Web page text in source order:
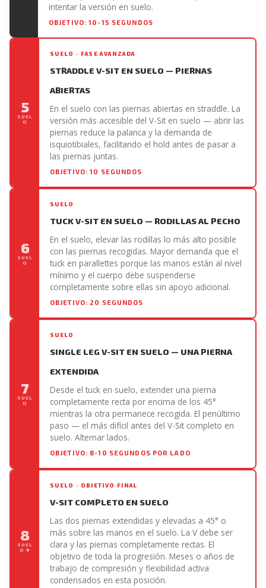
intentar la versión en suelo.
OBJETIVO: 10-15 SEGUNDOS
5
SUEL
O
SUELO · FASE AVANZADA
STRADDLE V-SIT EN SUELO — PIERNAS
ABIERTAS
En el suelo con las piernas abiertas en straddle. La
versión más accesible del V-Sit en suelo — abrir las
piernas reduce la palanca y la demanda de
isquiotibiales, facilitando el hold antes de pasar a
las piernas juntas.
OBJETIVO: 10 SEGUNDOS
6
SUEL
O
SUELO
TUCK V-SIT EN SUELO — RODILLAS AL PECHO
En el suelo, elevar las rodillas lo más alto posible
con las piernas recogidas. Mayor demanda que el
tuck en parallettes porque las manos están al nivel
mínimo y el cuerpo debe suspenderse
completamente sobre ellas sin apoyo adicional.
OBJETIVO: 20 SEGUNDOS
7
SUEL
O
SUELO
SINGLE LEG V-SIT EN SUELO — UNA PIERNA
EXTENDIDA
Desde el tuck en suelo, extender una pierna
completamente recta por encima de los 45°
mientras la otra permanece recogida. El penúltimo
paso — el más difícil antes del V-Sit completo en
suelo. Alternar lados.
OBJETIVO: 8-10 SEGUNDOS POR LADO
8
SUEL
O ★
SUELO · OBJETIVO FINAL
V-SIT COMPLETO EN SUELO
Las dos piernas extendidas y elevadas a 45° o
más sobre las manos en el suelo. La V debe ser
clara y las piernas completamente rectas. El
objetivo de toda la progresión. Meses o años de
trabajo de compresión y flexibilidad activa
condensados en esta posición.